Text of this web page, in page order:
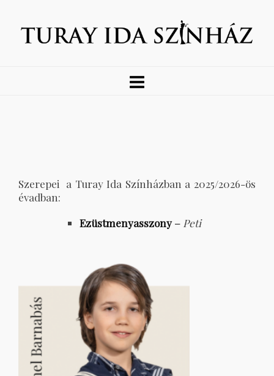
Szerepei a Turay Ida Színházban a 2025/2026-ös
évadban:
Ezüstmenyasszony– Peti